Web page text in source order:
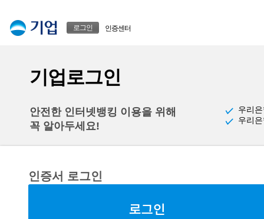
로그인 인증센터
기업로그인
안전한 인터넷뱅킹 이용을 위해
꼭 알아두세요!
우리
우리
인증서 로그인